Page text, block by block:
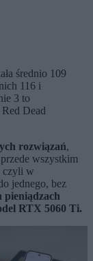
średnio 109
116 i
3 to
Dead
rozwiązań,
wszystkim
czyli w
jednego, bez
pieniądzach
RTX 5060 Ti.